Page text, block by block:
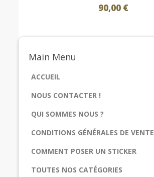
90,00 €
Main Menu
ACCUEIL
NOUS CONTACTER !
QUI SOMMES NOUS ?
CONDITIONS GÉNÉRALES DE VENTE
COMMENT POSER UN STICKER
TOUTES NOS CATÉGORIES